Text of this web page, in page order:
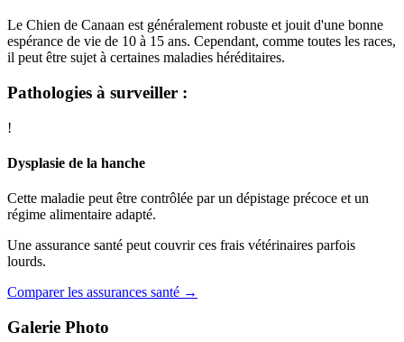
Le Chien de Canaan est généralement robuste et jouit d'une bonne
espérance de vie de 10 à 15 ans. Cependant, comme toutes les races,
il peut être sujet à certaines maladies héréditaires.
Pathologies à surveiller :
!
Dysplasie de la hanche
Cette maladie peut être contrôlée par un dépistage précoce et un
régime alimentaire adapté.
Une assurance santé peut couvrir ces frais vétérinaires parfois
lourds.
Comparer les assurances santé →
Galerie Photo